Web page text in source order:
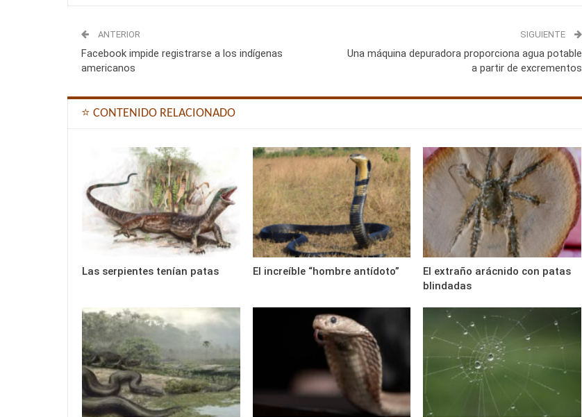
ANTERIOR
Facebook impide registrarse a los indígenas
americanos
SIGUIENTE
Una máquina depuradora proporciona agua potable
a partir de excrementos
⭐ CONTENIDO RELACIONADO
Las serpientes tenían patas El increíble “hombre antídoto”
El extraño arácnido con patas
blindadas